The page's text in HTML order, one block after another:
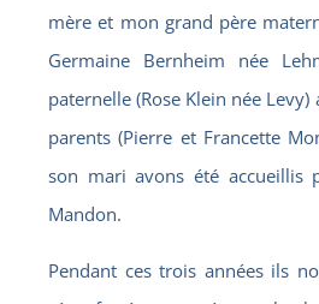
mère et mon grand père
Germaine Bernheim née
paternelle (Rose Klein née
parents (Pierre et Francette
son mari avons été accueillis
Mandon.
Pendant ces trois années ils